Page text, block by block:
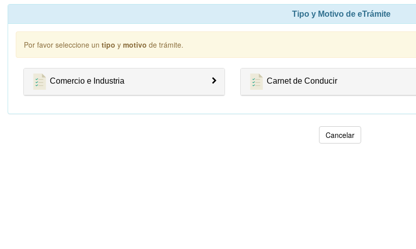
Tipo y Motivo de eTrámite
Por favor seleccione un tipo y motivo de trámite.
Comercio e Industria Carnet de Conducir
Cancelar